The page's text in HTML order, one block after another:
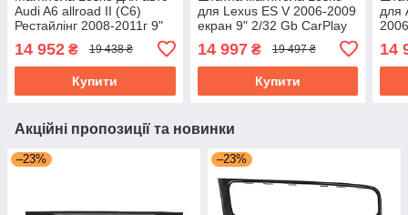
Audi A6 allroad II (C6)
Рестайлінг 2008-2011г 9"
2/32Gb CarPlay 4G Wi-Fi
GPS Prime
14 952 ₴ 19 438 ₴
Купити
для Lexus ES V 2006-2009
екран 9" 2/32 Gb CarPlay
14 997₴ 19 497 ₴
Купити
для
14
Акційні пропозиції та новинки
–23% –23%